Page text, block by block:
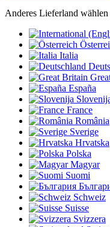
Anderes Lieferland wählen
Italia
España
France
România
Sverige
Hrvatska
Polska
Magyar
Suomi
Schweiz
Suisse
Svizzera